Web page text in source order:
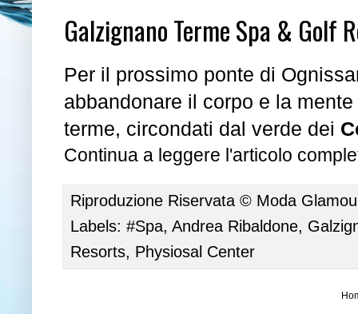
Galzignano Terme Spa & Golf
Per il prossimo ponte di
abbandonare il corpo e la
terme, circondati dal verde dei
Continua a leggere l'articolo
Riproduzione Riservata © Moda
Labels: #Spa, Andrea Ribaldone,
Resorts, Physiosal Center